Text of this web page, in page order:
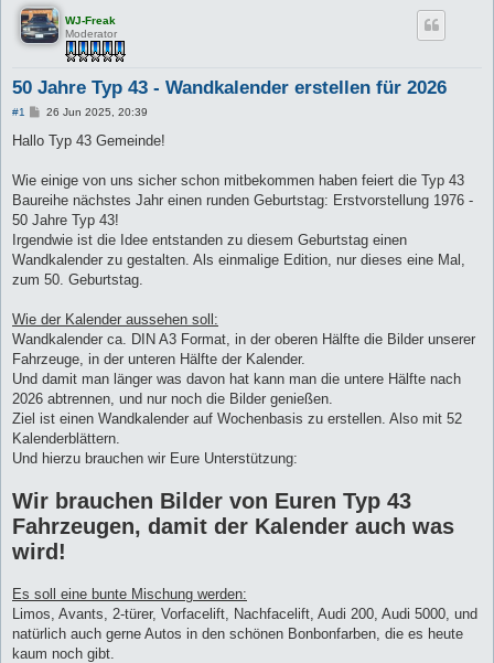
WJ-Freak
Moderator
50 Jahre Typ 43 - Wandkalender erstellen für 2026
#1
B
i
a
26 Jun 2025, 20:39
Hallo Typ 43 Gemeinde!
Wie einige von uns sicher schon mitbekommen haben feiert die Typ 43
Baureihe nächstes Jahr einen runden Geburtstag: Erstvorstellung 1976 -
50 Jahre Typ 43!
Irgendwie ist die Idee entstanden zu diesem Geburtstag einen
Wandkalender zu gestalten. Als einmalige Edition, nur dieses eine Mal,
zum 50. Geburtstag.
Wie der Kalender aussehen soll:
Wandkalender ca. DIN A3 Format, in der oberen Hälfte die Bilder unserer
Fahrzeuge, in der unteren Hälfte der Kalender.
Und damit man länger was davon hat kann man die untere Hälfte nach
2026 abtrennen, und nur noch die Bilder genießen.
Ziel ist einen Wandkalender auf Wochenbasis zu erstellen. Also mit 52
Kalenderblättern.
Und hierzu brauchen wir Eure Unterstützung:
Wir brauchen Bilder von Euren Typ 43
Fahrzeugen, damit der Kalender auch was
wird!
Es soll eine bunte Mischung werden:
Limos, Avants, 2-türer, Vorfacelift, Nachfacelift, Audi 200, Audi 5000, und
natürlich auch gerne Autos in den schönen Bonbonfarben, die es heute
kaum noch gibt.